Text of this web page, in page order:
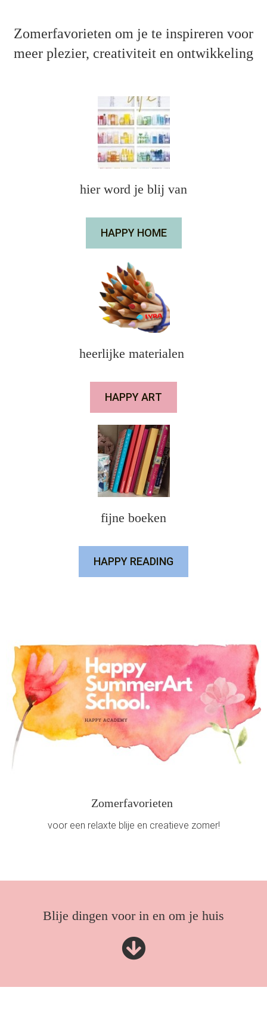
Zomerfavorieten om je te inspireren voor
meer plezier, creativiteit en ontwikkeling
hier word je blij van
HAPPY HOME
heerlijke materialen
HAPPY ART
fijne boeken
HAPPY READING
Zomerfavorieten
voor een relaxte blije en creatieve zomer!
Blije dingen voor in en om je huis